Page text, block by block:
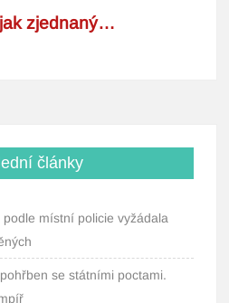
články
místní policie vyžádala
se státními poctami.